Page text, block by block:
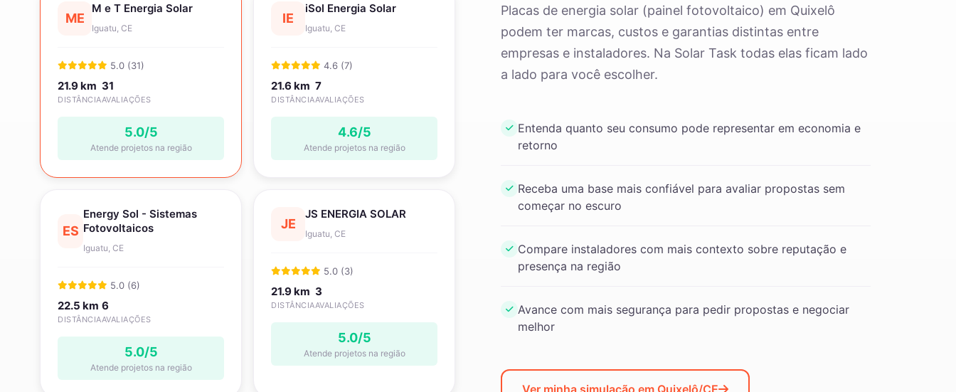
ME
M e T Energia Solar
Iguatu, CE
5.0 (31)
21.9 km
DISTÂNCIA
31
AVALIAÇÕES
5.0/5
Atende projetos na região
IE
iSol Energia Solar
Iguatu, CE
4.6 (7)
21.6 km
DISTÂNCIA
7
AVALIAÇÕES
4.6/5
Atende projetos na região
ES
Energy Sol - Sistemas
Fotovoltaicos
Iguatu, CE
5.0 (6)
22.5 km
DISTÂNCIA
6
AVALIAÇÕES
5.0/5
Atende projetos na região
JE
JS ENERGIA SOLAR
Iguatu, CE
5.0 (3)
21.9 km
DISTÂNCIA
3
AVALIAÇÕES
5.0/5
Atende projetos na região
Placas de energia solar (painel fotovoltaico) em Quixelô
podem ter marcas, custos e garantias distintas entre
empresas e instaladores. Na Solar Task todas elas ficam lado
a lado para você escolher.
Entenda quanto seu consumo pode representar em economia e
retorno
Receba uma base mais confiável para avaliar propostas sem
começar no escuro
Compare instaladores com mais contexto sobre reputação e
presença na região
Avance com mais segurança para pedir propostas e negociar
melhor
Ver minha simulação em Quixelô/CE